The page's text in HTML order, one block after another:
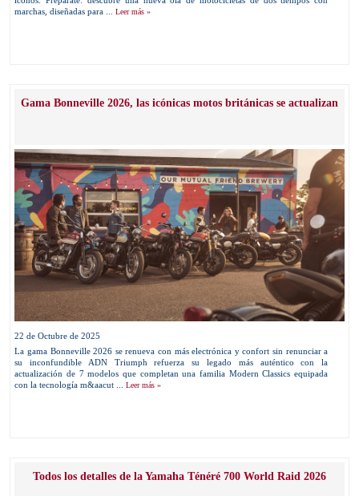
marchas, diseñadas para ...Leer más »
Gama Bonneville 2026, las icónicas motos británicas se actualizan
22 de Octubre de 2025
La gama Bonneville 2026 se renueva con más electrónica y confort sin renunciar a
su inconfundible ADN Triumph refuerza su legado más auténtico con la
actualización de 7 modelos que completan una familia Modern Classics equipada
con la tecnología m&aacut ...Leer más »
Todos los detalles de la Yamaha Ténéré 700 World Raid 2026